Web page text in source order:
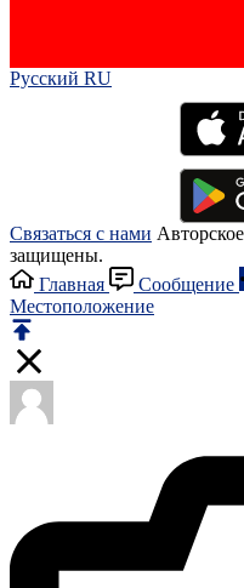
Русский RU‎
Связаться с нами
защищены.
Главная
Сообщение
Местоположение